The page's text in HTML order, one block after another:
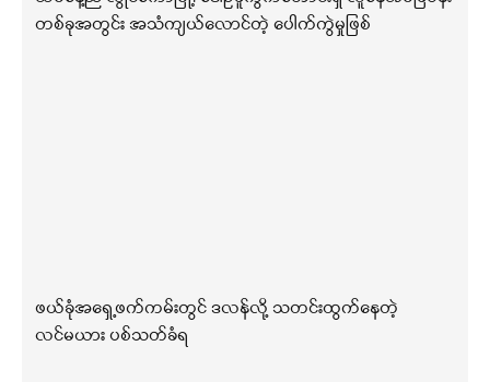
တစ်ခုအတွင်း အသံကျယ်လောင်တဲ့ ပေါက်ကွဲမှုဖြစ်
ဖယ်ခုံအရှေ့ဖက်ကမ်းတွင် ဒလန်လို့ သတင်းထွက်နေတဲ့
လင်မယား ပစ်သတ်ခံရ